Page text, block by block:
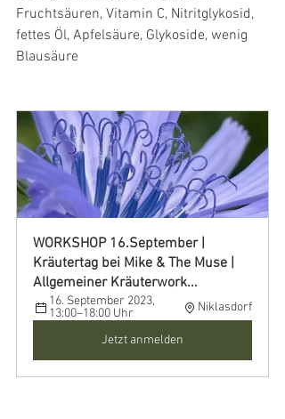
Fruchtsäuren, Vitamin C, Nitritglykosid,
fettes Öl, Apfelsäure, Glykoside, wenig
Blausäure
WORKSHOP 16.September |
Kräutertag bei Mike & The Muse |
Allgemeiner Kräuterwork...
16. September 2023,
13:00–18:00 Uhr
Niklasdorf
Jetzt anmelden